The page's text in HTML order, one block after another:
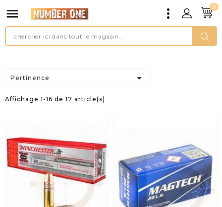
 0
Pertinence 
Affichage 1-16 de 17 article(s)